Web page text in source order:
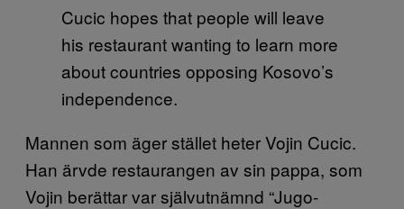
Cucic hopes that people will leave
his restaurant wanting to learn more
about countries opposing Kosovo’s
independence.
Mannen som äger stället heter Vojin Cucic.
Han ärvde restaurangen av sin pappa, som
Vojin berättar var självutnämnd “Jugo-